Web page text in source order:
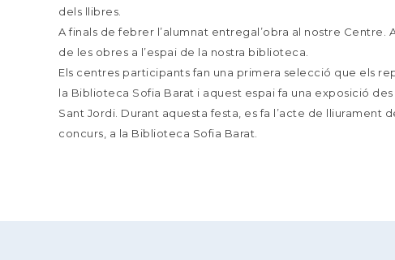
dels llibres.
A finals de febrer l’alumnat entregal’obra al nostre Centre.
de les obres a l’espai de la nostra biblioteca.
Els centres participants fan una primera selecció que els
la Biblioteca Sofia Barat i aquest espai fa una exposició
Sant Jordi. Durant aquesta festa, es fa l’acte de lliurament
concurs, a la Biblioteca Sofia Barat.